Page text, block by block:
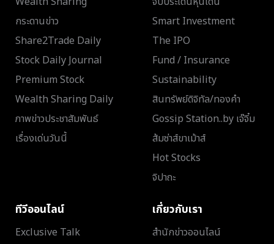
กระดานข่าว
Share2Trade Daily
Stock Daily Journal
Premium Stock
Wealth Sharing Daily
ภาพข่าวประชาสัมพันธ์
เรื่องเด่นวันนี้
Smart Investment
The IPO
Fund / Insurance
Sustainability
สินทรัพย์ดิจิทัล/ทองคำ
Gossip Station..by เจ๊จิ๋ม
ส้มซ่าส์ขาเม้าส์
Hot Stocks
จิปาถะ
ทีวีออนไลน์
Exclusive Talk
เกี่ยวกับเรา
สำนักข่าวออนไลน์